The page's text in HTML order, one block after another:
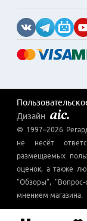
Дизайн
© 1997–2026
не несёт
размещаемых
оценок, а также
"Обзоры",
мнением магазина.